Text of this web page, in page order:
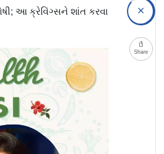
આ ક્રેવિંગ્સને શાંત કરવા
Share